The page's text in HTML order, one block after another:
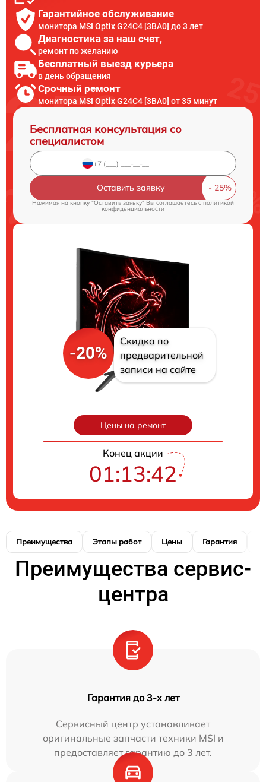
Гарантийное обслуживание
монитора MSI Optix G24C4 [3BA0] до 3 лет
Диагностика за наш счет,
ремонт по желанию
Бесплатный выезд курьера
в день обращения
Срочный ремонт
монитора MSI Optix G24C4 [3BA0] от 35 минут
Бесплатная консультация со
специалистом
Оставить заявку
Нажимая на кнопку "Оставить заявку" Вы соглашаетесь cполитикой
конфиденциальности
-20%
Скидка по
предварительной
записи на сайте
Цены на ремонт
Конец акции
01:13:41
Преимущества Этапы работ Цены Гарантия
Преимущества сервис-
центра
Гарантия до 3-х лет
Сервисный центр устанавливает
оригинальные запчасти техники MSI и
предоставляет гарантию до 3 лет.